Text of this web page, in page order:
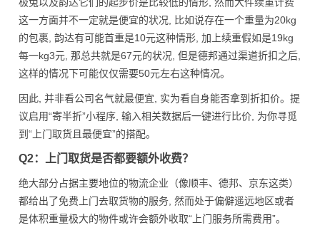
这一方面并不一定就是便宜的状况, 比如说存在一个重量为20kg
的包裹, 韵达有可能首重是10元这种情形, 加上续重假如是19kg
每一kg3元, 那总共就是67元的状况, 但是德邦通过渠道折扣之后,
这样的情况下可能仅仅需要50元左右这种情况。
因此, 并非看公司名气就最便宜, 实为看自身能否拿到折扣价。提
议启用“寄半折”小程序, 输入相关数据后一键进行比价, 为你寻觅
到“上门取货且最便宜”的搭配。
Q2：上门取货是否都要额外收费？
绝大部分占据主要地位的物流企业（像顺丰、德邦、京东这类）
都给出了免费上门去取货物的服务, 然而处于偏僻遥远地区或者
是体积重量极大的物件或许会额外收取“上门服务所需费用”。